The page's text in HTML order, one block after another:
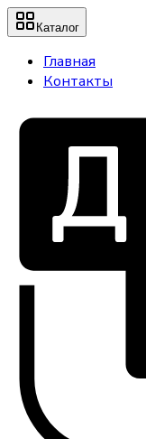
Каталог
Главная
Контакты